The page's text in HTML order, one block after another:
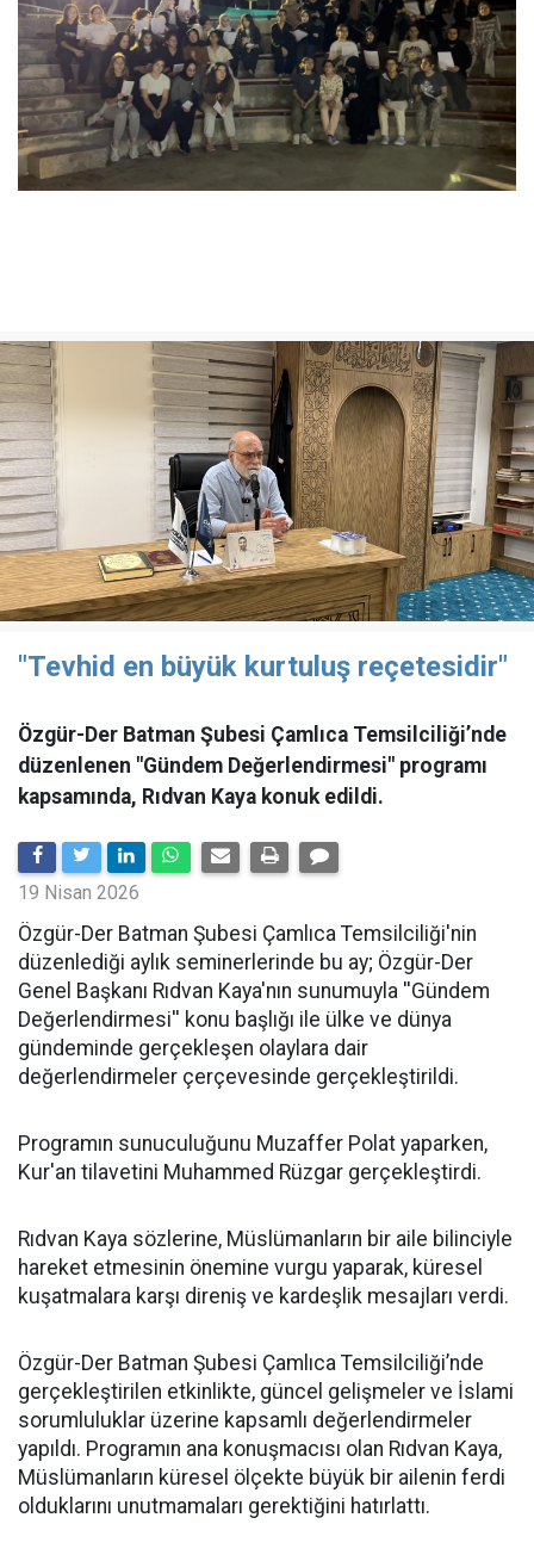
"Tevhid en büyük kurtuluş reçetesidir"
Özgür-Der Batman Şubesi Çamlıca Temsilciliği’nde
düzenlenen "Gündem Değerlendirmesi" programı
kapsamında, Rıdvan Kaya konuk edildi.
19 Nisan 2026
​Özgür-Der Batman Şubesi Çamlıca Temsilciliği'nin
düzenlediği aylık seminerlerinde bu ay; Özgür-Der
Genel Başkanı Rıdvan Kaya'nın sunumuyla ''Gündem
Değerlendirmesi'' konu başlığı ile ülke ve dünya
gündeminde gerçekleşen olaylara dair
değerlendirmeler çerçevesinde gerçekleştirildi.
Programın sunuculuğunu Muzaffer Polat yaparken,
Kur'an tilavetini Muhammed Rüzgar gerçekleştirdi.
Rıdvan Kaya sözlerine, Müslümanların bir aile bilinciyle
hareket etmesinin önemine vurgu yaparak, küresel
kuşatmalara karşı direniş ve kardeşlik mesajları verdi.
Özgür-Der Batman Şubesi Çamlıca Temsilciliği’nde
gerçekleştirilen etkinlikte, güncel gelişmeler ve İslami
sorumluluklar üzerine kapsamlı değerlendirmeler
yapıldı. Programın ana konuşmacısı olan Rıdvan Kaya,
Müslümanların küresel ölçekte büyük bir ailenin ferdi
olduklarını unutmamaları gerektiğini hatırlattı.